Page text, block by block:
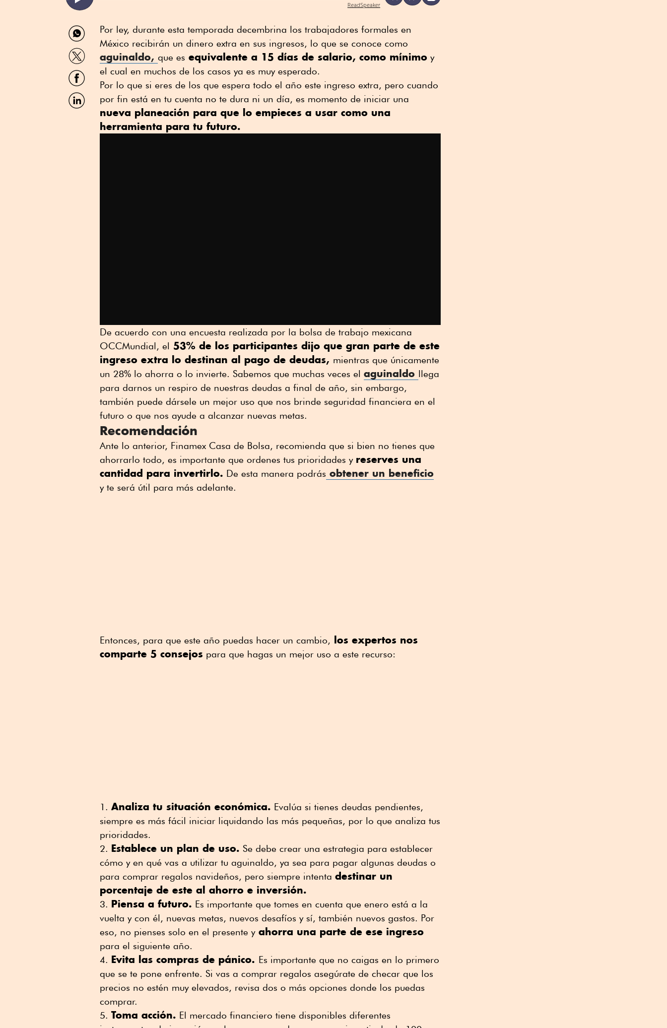
ReadSpeaker
Compartir
por
WhatsApp
Compartir
por
Twitter
Compartir
por
Facebook
Compartir
por
Por ley, durante esta temporada decembrina los trabajadores formales en
México recibirán un dinero extra en sus ingresos, lo que se conoce como
aguinaldo, que es equivalente a 15 días de salario, como mínimo y
el cual en muchos de los casos ya es muy esperado.
Por lo que si eres de los que espera todo el año este ingreso extra, pero cuando
por fin está en tu cuenta no te dura ni un día, es momento de iniciar una
nueva planeación para que lo empieces a usar como una
herramienta para tu futuro.
De acuerdo con una encuesta realizada por la bolsa de trabajo mexicana
OCCMundial, el 53% de los participantes dijo que gran parte de este
ingreso extra lo destinan al pago de deudas, mientras que únicamente
un 28% lo ahorra o lo invierte. Sabemos que muchas veces el aguinaldo llega
para darnos un respiro de nuestras deudas a final de año, sin embargo,
también puede dársele un mejor uso que nos brinde seguridad financiera en el
futuro o que nos ayude a alcanzar nuevas metas.
Recomendación
Ante lo anterior, Finamex Casa de Bolsa, recomienda que si bien no tienes que
ahorrarlo todo, es importante que ordenes tus prioridades y reserves una
cantidad para invertirlo. De esta manera podrás obtener un beneficio
y te será útil para más adelante.
Entonces, para que este año puedas hacer un cambio,
los expertos nos
comparte 5 consejos para que hagas un mejor uso a este recurso:
Analiza tu situación económica. Evalúa si tienes deudas pendientes,
siempre es más fácil iniciar liquidando las más pequeñas, por lo que analiza tus
prioridades.
Establece un plan de uso. Se debe crear una estrategia para establecer
cómo y en qué vas a utilizar tu aguinaldo, ya sea para pagar algunas deudas o
para comprar regalos navideños, pero siempre intenta destinar un
porcentaje de este al ahorro e inversión.
Piensa a futuro. Es importante que tomes en cuenta que enero está a la
vuelta y con él, nuevas metas, nuevos desafíos y sí, también nuevos gastos. Por
eso, no pienses solo en el presente yahorra una parte de ese ingreso
para el siguiente año.
Evita las compras de pánico. Es importante que no caigas en lo primero
que se te pone enfrente. Si vas a comprar regalos asegúrate de checar que los
precios no estén muy elevados, revisa dos o más opciones donde los puedas
comprar.
Toma acción. El mercado financiero tiene disponibles diferentes